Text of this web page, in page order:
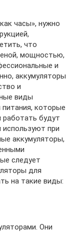
часы», нужно
что
мощностью,
и
аккумуляторы
и
виды
которые
работать будут
при
аккумуляторы,
следует
для
на такие виды:
Они